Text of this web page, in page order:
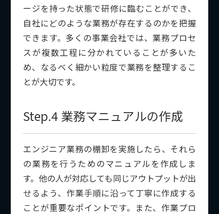
ージを持った状態で研修に臨むことができ、
自社にどのような業務が存在するのかを把握
できます。多くの事業会社では、業務プロセ
スが複数工程に分かれていることが多いた
め、なるべく細かい粒度で業務を整理するこ
とが大切です。
Step.4 業務マニュアルの作成
エンジニア業務の棚卸を実施したら、それら
の業務を行うためのマニュアルを作成しま
す。他の人が対応しても同じアウトプットが出
せるよう、作業手順に沿って丁寧に作成する
ことが重要なポイントです。 また、作業プロ